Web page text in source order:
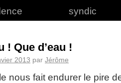
syndic
! Que d’eau !
2013 par Jérôme
nous fait endurer le pire